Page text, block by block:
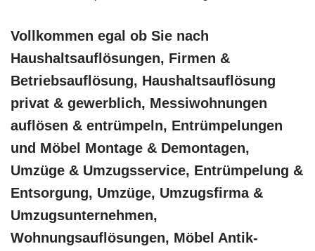
Vollkommen egal ob Sie nach
Haushaltsauflösungen, Firmen &
Betriebsauflösung, Haushaltsauflösung
privat & gewerblich, Messiwohnungen
auflösen & entrümpeln, Entrümpelungen
und Möbel Montage & Demontagen,
Umzüge & Umzugsservice, Entrümpelung &
Entsorgung, Umzüge, Umzugsfirma &
Umzugsunternehmen,
Wohnungsauflösungen, Möbel Antik-